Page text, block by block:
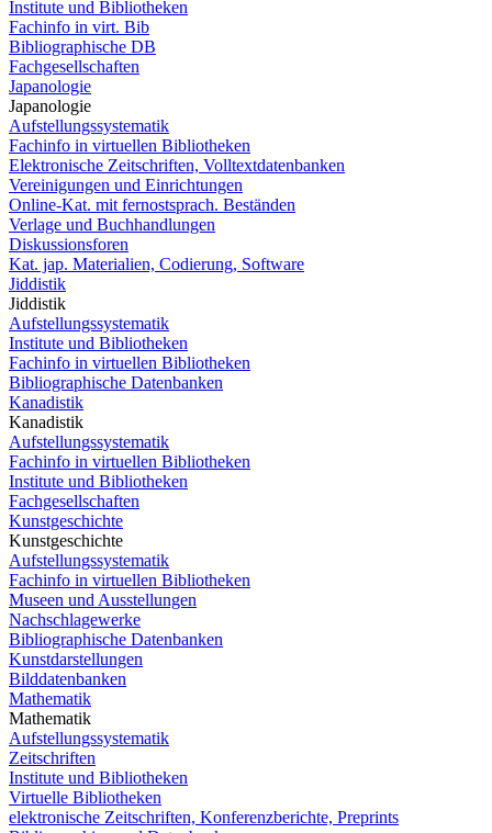
Institute und Bibliotheken
Fachinfo in virt. Bib
Bibliographische DB
Fachgesellschaften
Japanologie
Japanologie
Aufstellungssystematik
Fachinfo in virtuellen Bibliotheken
Elektronische Zeitschriften, Volltextdatenbanken
Vereinigungen und Einrichtungen
Online-Kat. mit fernostsprach. Beständen
Verlage und Buchhandlungen
Diskussionsforen
Kat. jap. Materialien, Codierung, Software
Jiddistik
Jiddistik
Aufstellungssystematik
Institute und Bibliotheken
Fachinfo in virtuellen Bibliotheken
Bibliographische Datenbanken
Kanadistik
Kanadistik
Aufstellungssystematik
Fachinfo in virtuellen Bibliotheken
Institute und Bibliotheken
Fachgesellschaften
Kunstgeschichte
Kunstgeschichte
Aufstellungssystematik
Fachinfo in virtuellen Bibliotheken
Museen und Ausstellungen
Nachschlagewerke
Bibliographische Datenbanken
Kunstdarstellungen
Bilddatenbanken
Mathematik
Mathematik
Aufstellungssystematik
Zeitschriften
Institute und Bibliotheken
Virtuelle Bibliotheken
elektronische Zeitschriften, Konferenzberichte, Preprints